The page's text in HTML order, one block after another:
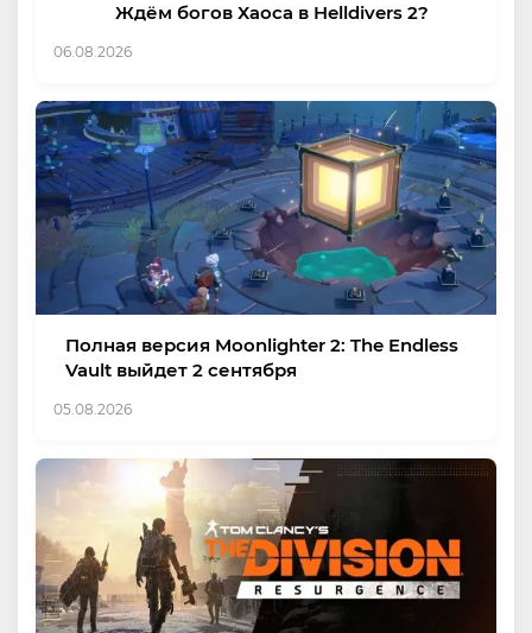
Ждём богов Хаоса в Helldivers 2?
06.08.2026
Полная версия Moonlighter 2: The Endless
Vault выйдет 2 сентября
05.08.2026